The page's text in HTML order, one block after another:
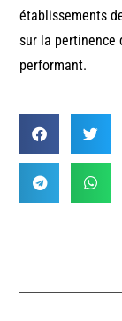
établissements
sur la pertinence
performant.